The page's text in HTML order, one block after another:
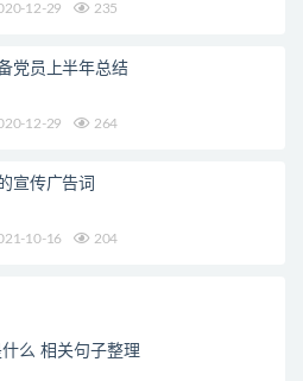
12-29 235
党员上半年总结
12-29 264
宣传广告词
10-16 204
么 相关句子整理